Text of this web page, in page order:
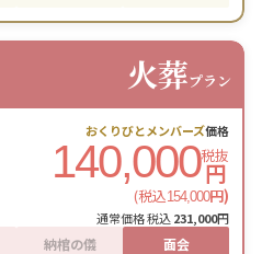
火葬プラン
おくりびとメンバーズ価格
140,000税抜
円
(税込154,000円)
通常価格 税込231,000円
納棺の儀 面会